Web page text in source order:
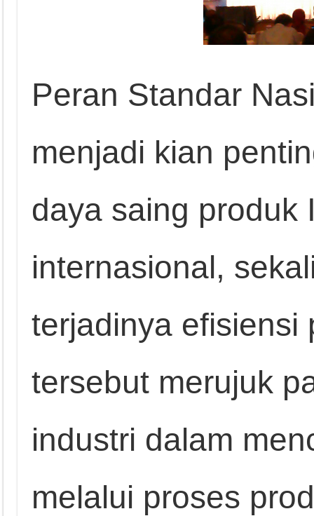
Peran Standar
menjadi kian
daya saing produk
internasional,
terjadinya efisiensi
tersebut merujuk
industri dalam
melalui proses